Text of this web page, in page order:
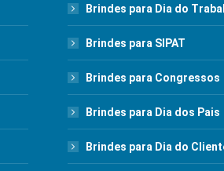
Brindes para Dia do
Brindes para SIPAT
Brindes para Congressos
Brindes para Dia dos Pais
Brindes para Dia do